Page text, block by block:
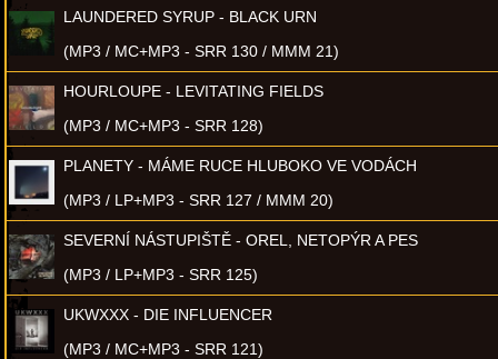
LAUNDERED SYRUP - BLACK URN
(MP3 / MC+MP3 - SRR 130 / MMM 21)
HOURLOUPE - LEVITATING FIELDS
(MP3 / MC+MP3 - SRR 128)
PLANETY - MÁME RUCE HLUBOKO VE VODÁCH
(MP3 / LP+MP3 - SRR 127 / MMM 20)
SEVERNÍ NÁSTUPIŠTĚ - OREL, NETOPÝR A PES
(MP3 / LP+MP3 - SRR 125)
UKWXXX - DIE INFLUENCER
(MP3 / MC+MP3 - SRR 121)